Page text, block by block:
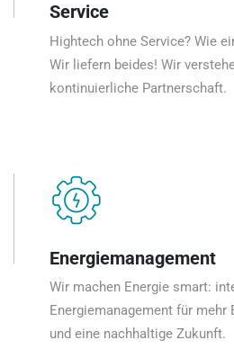
Service
Hightech ohne Service? Wie
Wir liefern beides! Wir
kontinuierliche Partnerschaft.
Energiemanagement
Wir machen Energie smart:
Energiemanagement für mehr
und eine nachhaltige Zukunft.